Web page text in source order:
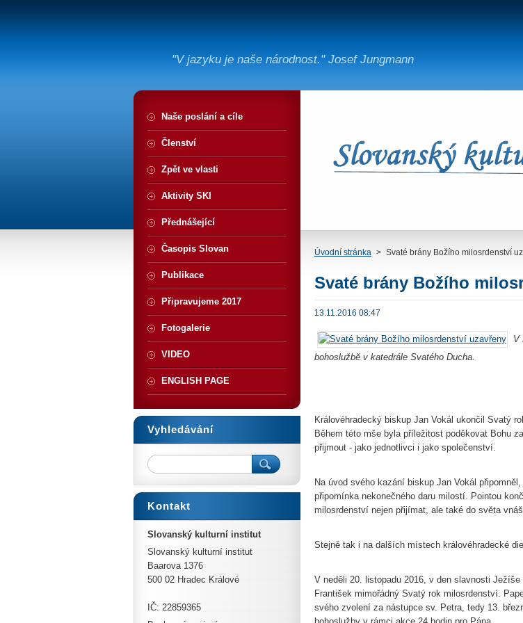
"V jazyku je naše národnost." Josef Jungmann
Úvodní stránka > Svaté brány Božího milosrdenství
Svaté brány Božího
13.11.2016 08:47
V
bohoslužbě v katedrále Svatého Ducha.
Královéhradecký biskup Jan Vokál ukončil Svatý
Během této mše byla příležitost poděkovat Bohu
přijmout - jako jednotlivci i jako společenství.
Na úvod svého kazání biskup Jan Vokál
připomínka nekonečného daru milostí. Pointou
milosrdenství nejen přijímat, ale také do světa
Stejně tak i na dalších místech královéhradecké
V neděli 20. listopadu 2016, v den slavnosti
František mimořádný Svatý rok milosrdenství.
svého zvolení za nástupce sv. Petra, tedy 13.
Naše poslání a cíle
Členství
Zpět ve vlasti
Aktivity SKI
Přednášející
Časopis Slovan
Publikace
Připravujeme 2017
Fotogalerie
VIDEO
ENGLISH PAGE
Vyhledávání
Kontakt
Slovanský kulturní institut
Slovanský kulturní institut
Baarova 1376
500 02 Hradec Králové
IČ: 22859365